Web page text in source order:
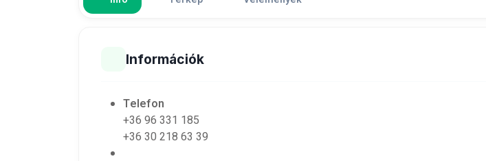
Információk
Telefon
+36 96 331 185
+36 30 218 63 39